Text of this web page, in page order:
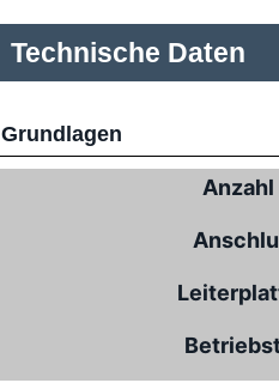
Technische Daten
Grundlagen